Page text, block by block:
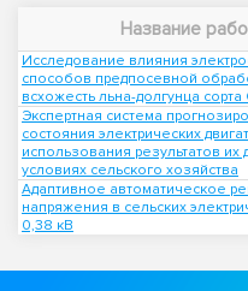
Название
Исследование влияния
способов предпосевной
всхожесть льна-долгунца сорта
Экспертная система
состояния электрических
использования результатов их
условиях сельского хозяйства
Адаптивное автоматическое
напряжения в сельских
0,38 кВ